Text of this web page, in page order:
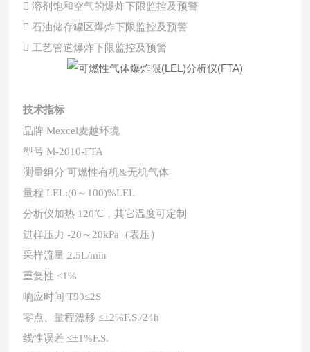
溶剂饱和空气的爆炸下限监控及预警
石油储存罐区爆炸下限监控及预警
 工艺管道爆炸下限监控及预警
技术指标
品牌 Mexcel麦越环境
型号M-2010-FTA
测量组分 可燃性有机&无机气体
量程 LEL:(0 ～ 100)%LEL
分析仪加热 120℃，其它温度可定制
进样压力 -20 ～ 20kPa（表压）
采样流量 2.5L/min
重复性 ≤1%
响应时间 T90≤2S
零点、量程漂移 ≤±2%F.S./24h
线性误差 ≤±1%F.S.